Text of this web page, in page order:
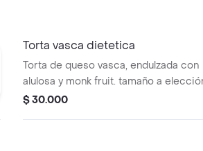
Torta vasca dietetica
Torta de queso vasca, endulzada con
alulosa y monk fruit. tamaño a
$ 30.000